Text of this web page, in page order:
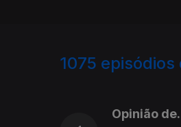
1075 episódios
Opinião